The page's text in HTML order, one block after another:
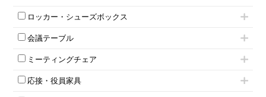
オフィスデスクその他
両袖机
脇机
ワゴンその他
ハイキャビネット
ローキャビネット
両開きキャビネット
スチールキャビネット
上下連結キャビネット
軽量ラック（スチールラック）
ロッカー・シューズボックス
1人用ロッカー
2人用ロッカー
3人用ロッカー
4人用ロッカー
5人用ロッカー
会議テーブル
スタッキングテーブル
ネスティングテーブル
幕板付テーブル
ミーティングチェア
キャスター付きミーティングチェア
スタッキングミーティングチェア
応接・役員家具